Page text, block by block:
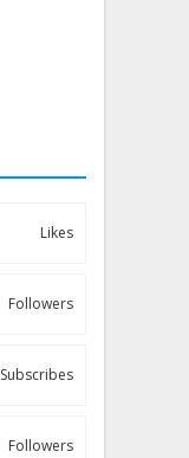
Likes
Followers
Subscribes
Followers